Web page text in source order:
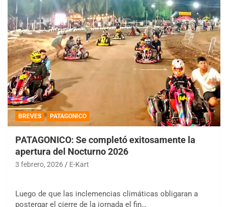
BREVES PATAGONICO
PATAGONICO: Se completó exitosamente la
apertura del Nocturno 2026
3 febrero, 2026 E-Kart
Luego de que las inclemencias climáticas obligaran a
postergar el cierre de la jornada el fin…